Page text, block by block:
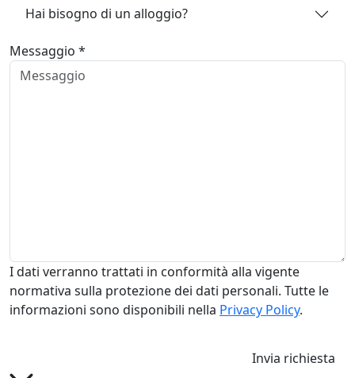
Hai bisogno di un alloggio?
Messaggio *
I dati verranno trattati in conformità alla vigente
normativa sulla protezione dei dati personali. Tutte le
informazioni sono disponibili nella Privacy Policy.
Invia richiesta